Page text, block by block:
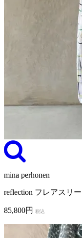
mina perhonen
reflection フレアスリ
85,800円 税込